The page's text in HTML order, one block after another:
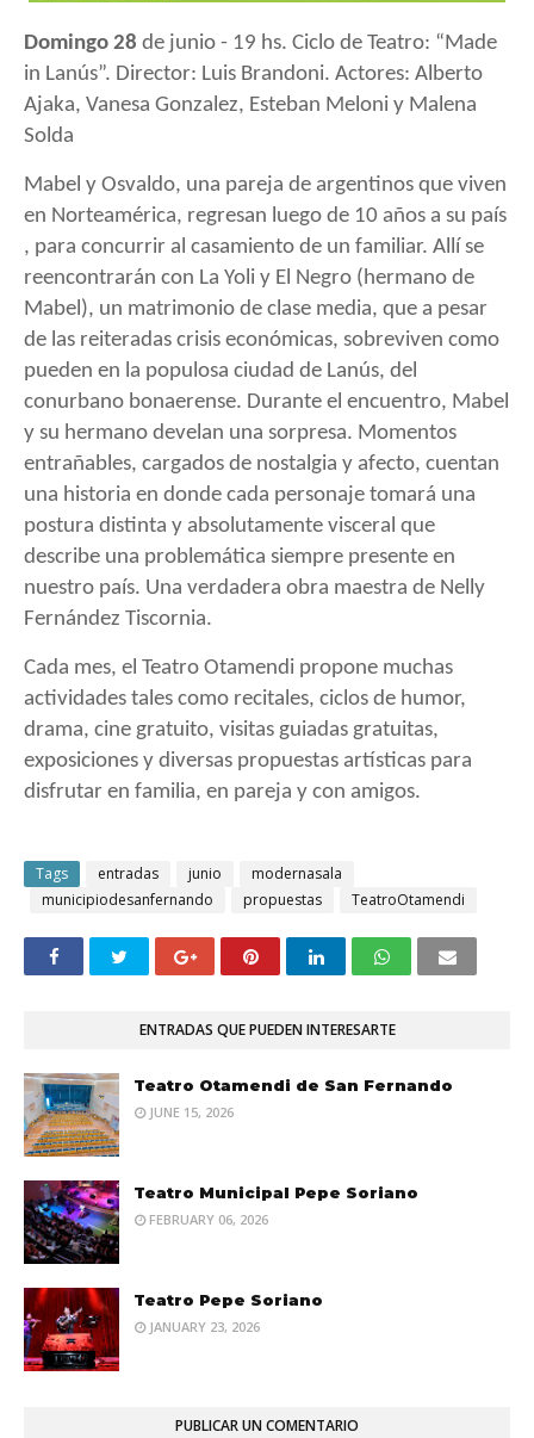
Domingo 28 de junio - 19 hs. Ciclo de Teatro: “Made
in Lanús”. Director: Luis Brandoni. Actores: Alberto
Ajaka, Vanesa Gonzalez, Esteban Meloni y Malena
Solda
Mabel y Osvaldo, una pareja de argentinos que viven
en Norteamérica, regresan luego de 10 años a su país
, para concurrir al casamiento de un familiar. Allí se
reencontrarán con La Yoli y El Negro (hermano de
Mabel), un matrimonio de clase media, que a pesar
de las reiteradas crisis económicas, sobreviven como
pueden en la populosa ciudad de Lanús, del
conurbano bonaerense. Durante el encuentro, Mabel
y su hermano develan una sorpresa. Momentos
entrañables, cargados de nostalgia y afecto, cuentan
una historia en donde cada personaje tomará una
postura distinta y absolutamente visceral que
describe una problemática siempre presente en
nuestro país. Una verdadera obra maestra de Nelly
Fernández Tiscornia.
Cada mes, el Teatro Otamendi propone muchas
actividades tales como recitales, ciclos de humor,
drama, cine gratuito, visitas guiadas gratuitas,
exposiciones y diversas propuestas artísticas para
disfrutar en familia, en pareja y con amigos.
Tags entradas junio
modernasala
municipiodesanfernando
propuestas TeatroOtamendi
ENTRADAS QUE PUEDEN INTERESARTE
Teatro Otamendi de San Fernando
JUNE 15, 2026
Teatro Municipal Pepe Soriano
FEBRUARY 06, 2026
Teatro Pepe Soriano
JANUARY 23, 2026
PUBLICAR UN COMENTARIO